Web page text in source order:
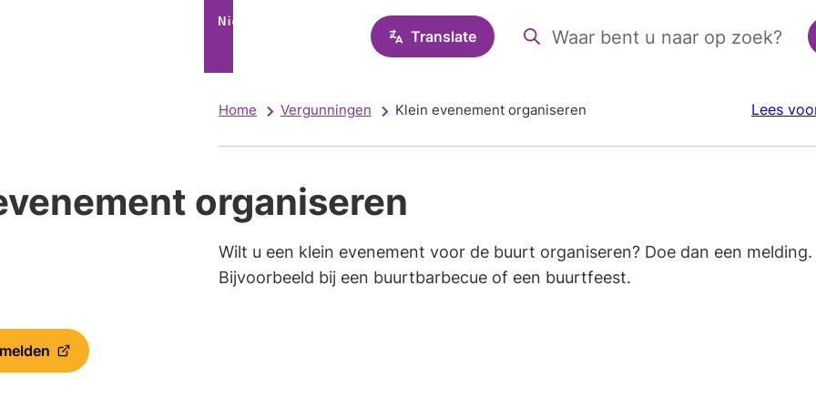
Translate
Zoeken
Wanneer
zijn
kun
door
pijl
Home Vergunningen Klein evenement organiseren Lees
organiseren
Wilt u een klein evenement voor de buurt organiseren? Doe dan een melding.
Bijvoorbeeld bij een buurtbarbecue of een buurtfeest.